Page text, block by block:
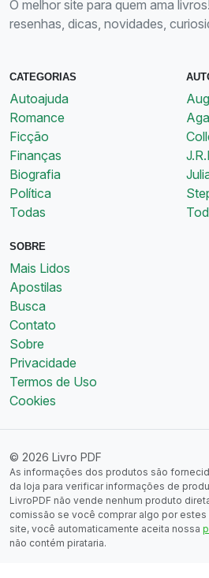
O melhor site para quem ama
resenhas, dicas, novidades,
CATEGORIAS
Autoajuda
Romance
Ficção
Finanças
Biografia
Política
Todas
SOBRE
Mais Lidos
Apostilas
Busca
Contato
Sobre
Privacidade
Termos de Uso
Cookies
© 2026 Livro PDF
As informações dos produtos são
da loja para verificar informações de
LivroPDF não vende nenhum produto
comissão se você comprar algo por
site, você automaticamente aceita nossa
não contém pirataria.